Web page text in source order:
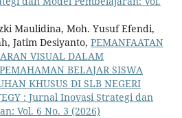
Maulidina, Moh. Yusuf Efendi,
Jatim Desiyanto, PEMANFAATAN
VISUAL DALAM
BELAJAR SISWA
KHUSUS DI SLB NEGERI
: Jurnal Inovasi Strategi dan
Vol. 6 No. 3 (2026)